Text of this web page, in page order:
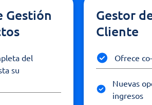
Gestión
del
su
Gestor
Cliente
Ofrece
Nuevas
ingresos